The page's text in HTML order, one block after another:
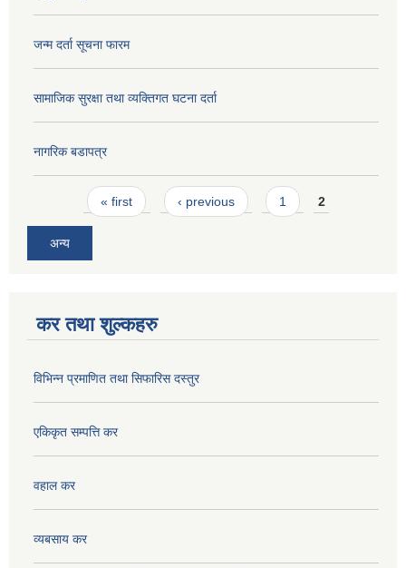
जन्म दर्ता सूचना फारम
सामाजिक सुरक्षा तथा व्यक्तिगत घटना दर्ता
नागरिक बडापत्र
Pages« first ‹ previous 1 2
अन्य
कर तथा शुल्कहरु
विभिन्न प्रमाणित तथा सिफारिस दस्तुर
एकिकृत सम्पत्ति कर
वहाल कर
व्यबसाय कर